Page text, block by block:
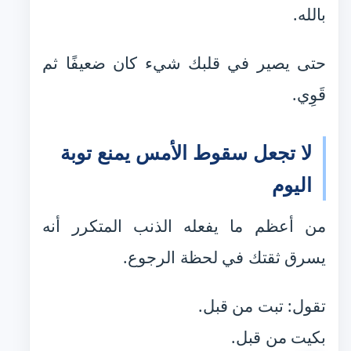
بالله.
حتى يصير في قلبك شيء كان ضعيفًا ثم
قَوِي.
لا تجعل سقوط الأمس يمنع توبة
اليوم
من أعظم ما يفعله الذنب المتكرر أنه
يسرق ثقتك في لحظة الرجوع.
تقول: تبت من قبل.
بكيت من قبل.